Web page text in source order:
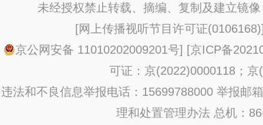
未经授权禁止转载、摘编、复制及建立镜
[网上传播视听节目许可证(0106168)
京公网安备 11010202009201号] [京ICP备
可证：京(2022)0000118；京
违法和不良信息举报电话：15699788000 举报邮
理和处置管理办法 总机：